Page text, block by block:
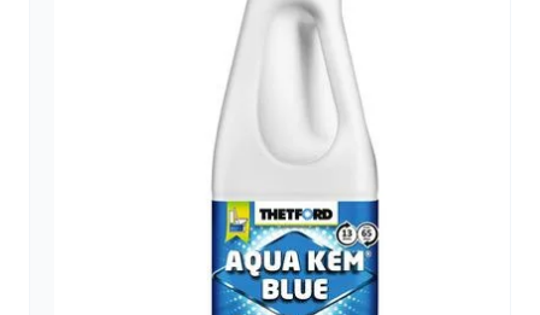
favorite_border shopping_cart
Cestino della spesa